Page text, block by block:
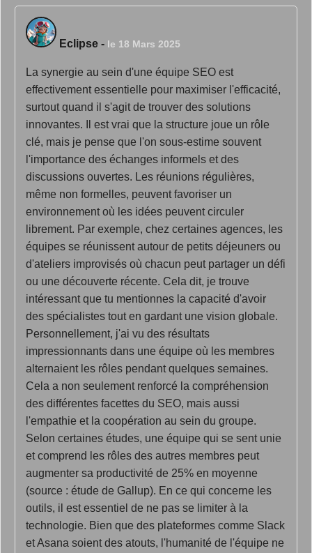
Eclipse - le 18 Mars 2025
La synergie au sein d'une équipe SEO est
effectivement essentielle pour maximiser l'efficacité,
surtout quand il s'agit de trouver des solutions
innovantes. Il est vrai que la structure joue un rôle
clé, mais je pense que l'on sous-estime souvent
l'importance des échanges informels et des
discussions ouvertes. Les réunions régulières,
même non formelles, peuvent favoriser un
environnement où les idées peuvent circuler
librement. Par exemple, chez certaines agences, les
équipes se réunissent autour de petits déjeuners ou
d'ateliers improvisés où chacun peut partager un défi
ou une découverte récente. Cela dit, je trouve
intéressant que tu mentionnes la capacité d'avoir
des spécialistes tout en gardant une vision globale.
Personnellement, j'ai vu des résultats
impressionnants dans une équipe où les membres
alternaient les rôles pendant quelques semaines.
Cela a non seulement renforcé la compréhension
des différentes facettes du SEO, mais aussi
l'empathie et la coopération au sein du groupe.
Selon certaines études, une équipe qui se sent unie
et comprend les rôles des autres membres peut
augmenter sa productivité de 25% en moyenne
(source : étude de Gallup). En ce qui concerne les
outils, il est essentiel de ne pas se limiter à la
technologie. Bien que des plateformes comme Slack
et Asana soient des atouts, l'humanité de l'équipe ne